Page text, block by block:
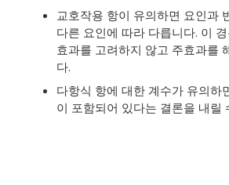
교호작용 항이 유의하면 요인과
다른 요인에 따라 다릅니다. 이
효과를 고려하지 않고 주효과를
다.
다항식 항에 대한 계수가 유의하
이 포함되어 있다는 결론을 내릴